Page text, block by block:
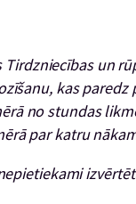
un
kas
no stundas
par katru